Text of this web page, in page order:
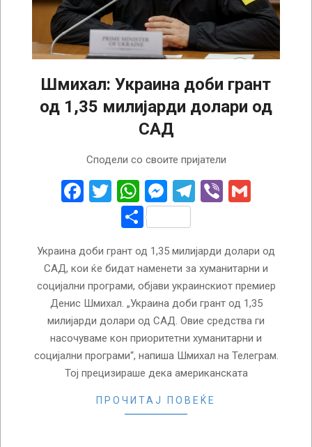
Шмихал: Украина доби грант
од 1,35 милијарди долари од
САД
Сподели со своите пријатели
Facebook
Twitter
WhatsApp
Messenger
Telegram
Viber
Share
Украина доби грант од 1,35 милијарди долари од
САД, кои ќе бидат наменети за хуманитарни и
социјални програми, објави украинскиот премиер
Денис Шмихал. „Украина доби грант од 1,35
милијарди долари од САД. Овие средства ги
насочуваме кон приоритетни хуманитарни и
социјални програми“, напиша Шмихал на Телеграм.
Тој прецизираше дека американската
ПРОЧИТАЈ ПОВЕЌЕ